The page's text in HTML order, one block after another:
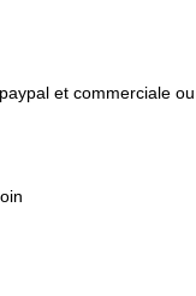
et commerciale